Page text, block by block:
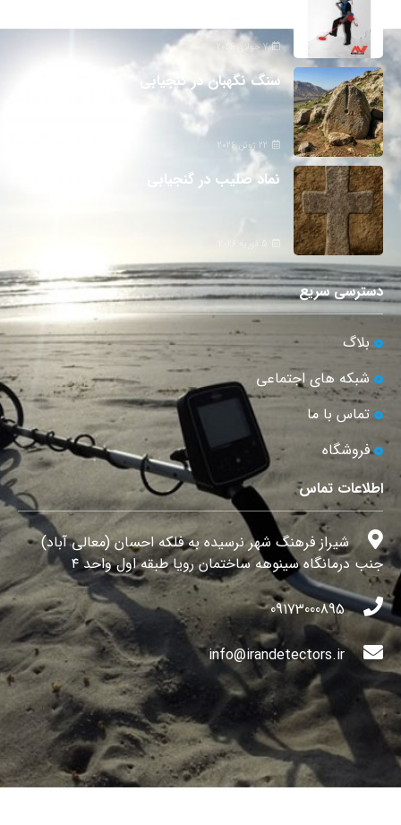
7 جولای 2026
سنگ نگهبان در گنجیابی
22 ژوئن 2026
نماد صلیب در گنجیابی
دسترسی سریع
بلاگ
شبکه های اجتماعی
تماس با ما
فروشگاه
اطلاعات تماس
شیراز فرهنگ شهر نرسیده به فلکه احسان (معالی آباد)
جنب درمانگاه سینوهه ساختمان رویا طبقه اول واحد ۴
09173000895
info@irandetectors.ir